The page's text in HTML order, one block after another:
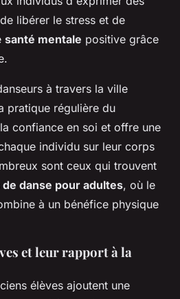
libérer le stress et de
santé mentale positive grâce
à travers la ville
pratique régulière du
confiance en soi et offre une
individu sur leur corps
sont ceux qui trouvent
danse pour adultes, où le
à un bénéfice physique
et leur rapport à la
élèves ajoutent une